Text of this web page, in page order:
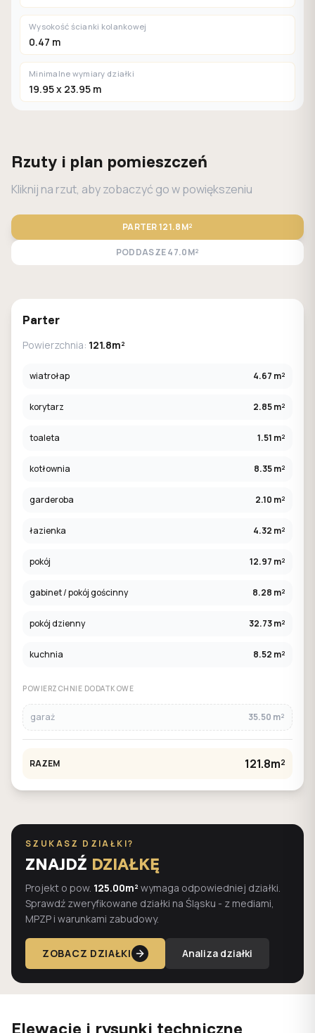
Wysokość ścianki kolankowej
0.47 m
Minimalne wymiary działki
19.95 x 23.95 m
Rzuty i plan pomieszczeń
Kliknij na rzut, aby zobaczyć go w powiększeniu
PARTER121.8M²
PODDASZE47.0M²
Parter
Powierzchnia: 121.8m²
wiatrołap 4.67 m²
korytarz 2.85 m²
toaleta 1.51 m²
kotłownia 8.35 m²
garderoba 2.10 m²
łazienka 4.32 m²
pokój 12.97 m²
gabinet / pokój gościnny 8.28 m²
pokój dzienny 32.73 m²
kuchnia 8.52 m²
POWIERZCHNIE DODATKOWE
garaż 35.50 m²
RAZEM 121.8m²
SZUKASZ DZIAŁKI?
ZNAJDŹ DZIAŁKĘ
Projekt o pow. 125.00m² wymaga odpowiedniej działki.
Sprawdź zweryfikowane działki na Śląsku - z mediami,
MPZP i warunkami zabudowy.
ZOBACZ DZIAŁKI Analiza działki
Elewacje i rysunki techniczne